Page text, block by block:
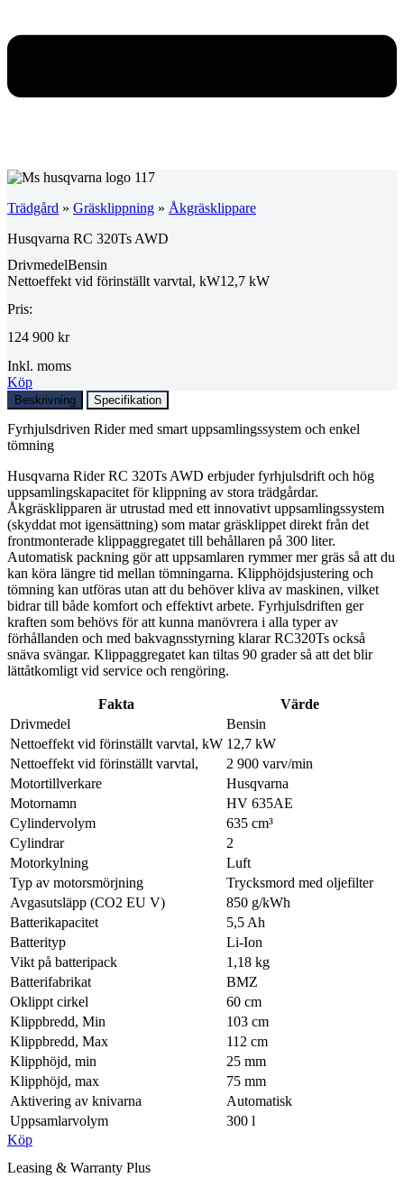
Trädgård » Gräsklippning » Åkgräsklippare
Husqvarna RC 320Ts AWD
DrivmedelBensin
Nettoeffekt vid förinställt varvtal, kW12,7 kW
Pris:
124 900 kr
Inkl. moms
Köp
Beskrivning Specifikation
Fyrhjulsdriven Rider med smart uppsamlingssystem och enkel
tömning
Husqvarna Rider RC 320Ts AWD erbjuder fyrhjulsdrift och hög
uppsamlingskapacitet för klippning av stora trädgårdar.
Åkgräsklipparen är utrustad med ett innovativt uppsamlingssystem
(skyddat mot igensättning) som matar gräsklippet direkt från det
frontmonterade klippaggregatet till behållaren på 300 liter.
Automatisk packning gör att uppsamlaren rymmer mer gräs så att du
kan köra längre tid mellan tömningarna. Klipphöjdsjustering och
tömning kan utföras utan att du behöver kliva av maskinen, vilket
bidrar till både komfort och effektivt arbete. Fyrhjulsdriften ger
kraften som behövs för att kunna manövrera i alla typer av
förhållanden och med bakvagnsstyrning klarar RC320Ts också
snäva svängar. Klippaggregatet kan tiltas 90 grader så att det blir
lättåtkomligt vid service och rengöring.
Fakta
Värde
Drivmedel
Bensin
Nettoeffekt vid förinställt varvtal, kW 12,7 kW
Nettoeffekt vid förinställt varvtal,
2 900 varv/min
Motortillverkare
Husqvarna
Motornamn
HV 635AE
Cylindervolym
635 cm³
Cylindrar
2
Motorkylning
Luft
Typ av motorsmörjning
Trycksmord med oljefilter
Avgasutsläpp (CO2 EU V)
850 g/kWh
Batterikapacitet
5,5 Ah
Batterityp
Li-Ion
Vikt på batteripack
1,18 kg
Batterifabrikat
BMZ
Oklippt cirkel
60 cm
Klippbredd, Min
103 cm
Klippbredd, Max
112 cm
Klipphöjd, min
25 mm
Klipphöjd, max
75 mm
Aktivering av knivarna
Automatisk
Uppsamlarvolym
300 l
Köp
Leasing & Warranty Plus